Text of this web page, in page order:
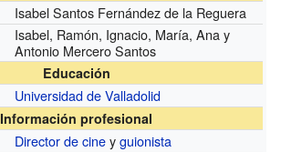
Isabel Santos Fernández de la Reguera
Isabel, Ramón, Ignacio, María, Ana y
Antonio Mercero Santos
Educación
Universidad de Valladolid
Información profesional
Director de cineyguionista